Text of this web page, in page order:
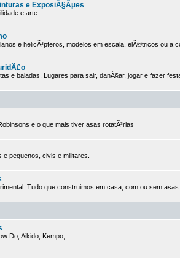
e ExposiÃ§Ãµes
e arte.
e helicÃ³pteros, modelos em escala, elÃ©tricos ou a
e baladas. Lugares para sair, danÃ§ar, jogar e fazer
e o que mais tiver asas rotatÃ³rias
e pequenos, civis e militares.
Tudo que construimos em casa, com ou sem asas.
Do, Aikido, Kempo,...